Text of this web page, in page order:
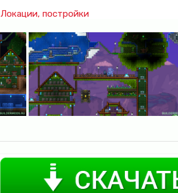
Локации, постройки